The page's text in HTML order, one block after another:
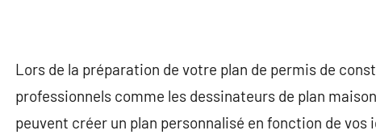
Lors de la préparation de votre plan de permis de
professionnels comme les dessinateurs de plan
peuvent créer un plan personnalisé en fonction de